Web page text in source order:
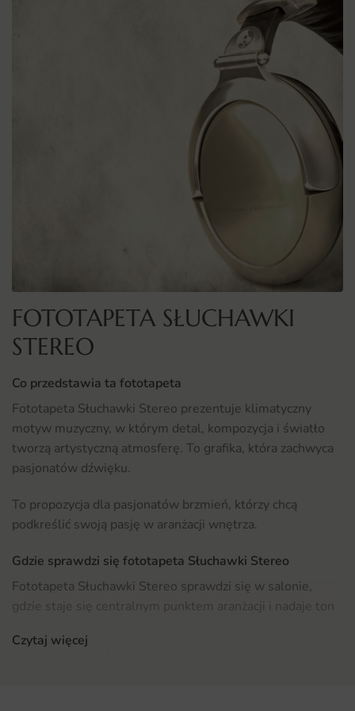
FOTOTAPETA SŁUCHAWKI
STEREO
Co przedstawia ta fototapeta
Fototapeta Słuchawki Stereo prezentuje klimatyczny
motyw muzyczny, w którym detal, kompozycja i światło
tworzą artystyczną atmosferę. To grafika, która zachwyca
pasjonatów dźwięku.
To propozycja dla pasjonatów brzmień, którzy chcą
podkreślić swoją pasję w aranżacji wnętrza.
Gdzie sprawdzi się fototapeta Słuchawki Stereo
Fototapeta Słuchawki Stereo sprawdzi się w salonie,
gdzie staje się centralnym punktem aranżacji i nadaje ton
dobrze widocznej ścianie, by motyw mógł wybrzmieć w
Czytaj więcej